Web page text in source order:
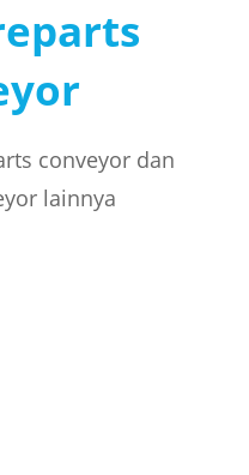
conveyor dan
lainnya